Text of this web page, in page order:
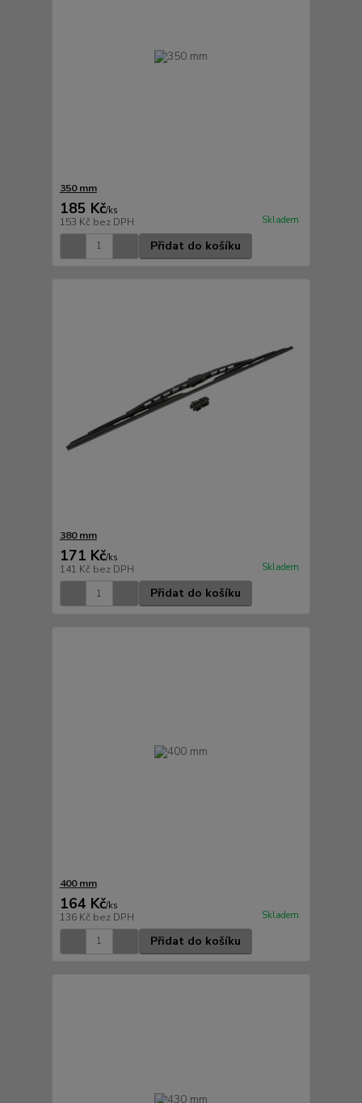
350 mm
185 Kč/ks
153 Kč bez DPH Skladem
Přidat do košíku
380 mm
171 Kč/ks
141 Kč bez DPH Skladem
Přidat do košíku
400 mm
164 Kč/ks
136 Kč bez DPH Skladem
Přidat do košíku